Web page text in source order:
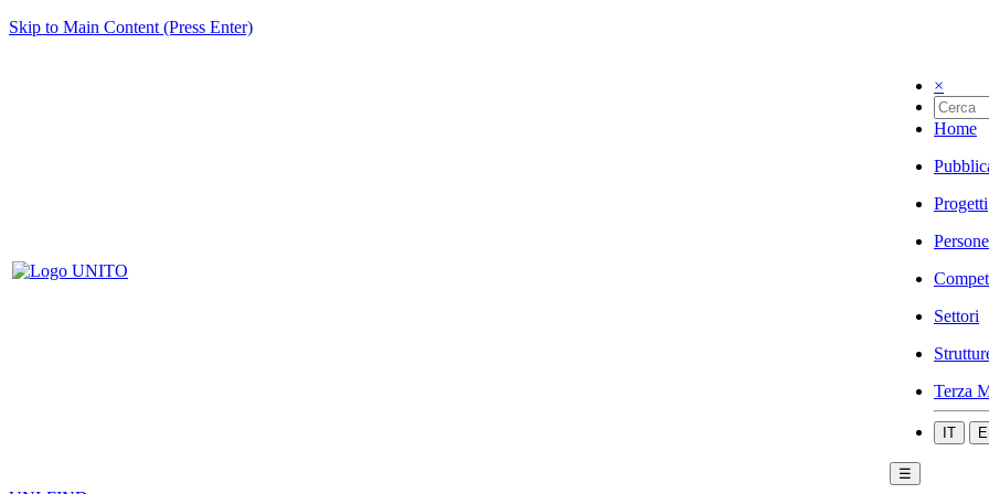
Skip to Main Content (Press Enter)
×
Home
Progetti
Persone
Settori
Terza
IT
☰